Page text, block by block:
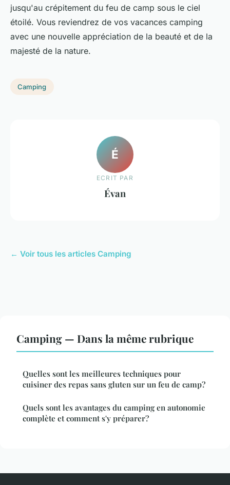
jusqu'au crépitement du feu de camp sous le ciel
étoilé. Vous reviendrez de vos vacances camping
avec une nouvelle appréciation de la beauté et de la
majesté de la nature.
Camping
É
ECRIT PAR
Évan
← Voir tous les articles Camping
Camping — Dans la même rubrique
Quelles sont les meilleures techniques pour
cuisiner des repas sans gluten sur un feu de camp?
Quels sont les avantages du camping en autonomie
complète et comment s'y préparer?